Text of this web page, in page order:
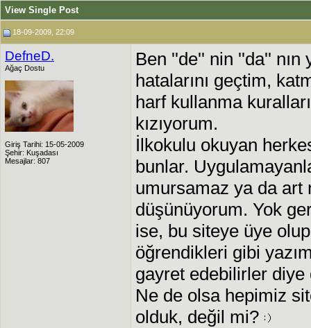
View Single Post
18-09-2009, 22:09
DefneD.
Ağaç Dostu
Giriş Tarihi: 15-05-2009
Şehir: Kuşadası
Mesajlar: 807
Ben ''de'' nin ''da'' nın
hatalarını geçtim,
harf kullanma
kızıyorum.
İlkokulu okuyan
bunlar.
umursamaz ya da art
düşünüyorum. Yok
ise, bu siteye üye
öğrendikleri gibi
gayret edebilirler
Ne de olsa hepimiz
olduk, değil mi?